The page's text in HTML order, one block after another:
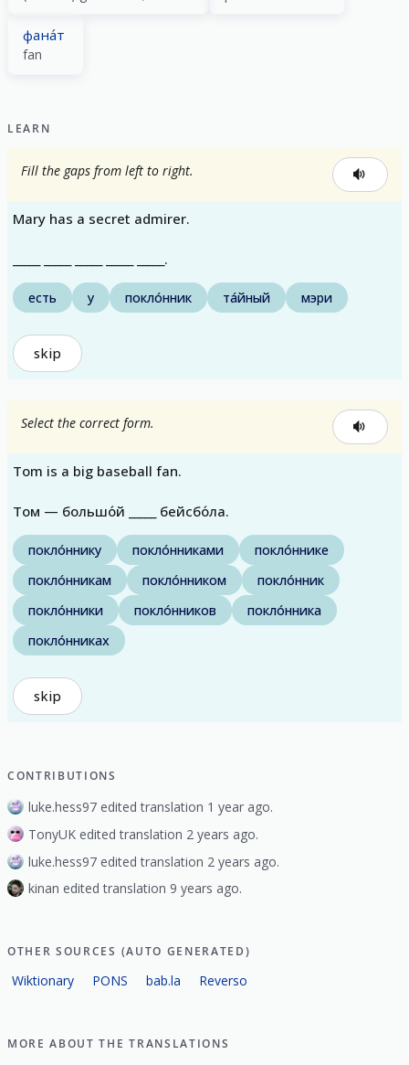
фана́т
fan
LEARN
Fill the gaps from left to right.
Mary has a secret admirer.
_____ _____ _____ _____ _____.
есть у покло́нник та́йный мэри
skip
Select the correct form.
Tom is a big baseball fan.
Том — большо́й _____ бейсбо́ла.
покло́ннику покло́нниками
покло́ннике
покло́нникам
покло́нником
покло́нник
покло́нники
покло́нников
покло́нника
покло́нниках
skip
CONTRIBUTIONS
luke.hess97 edited translation 1 year ago.
TonyUK edited translation 2 years ago.
luke.hess97 edited translation 2 years ago.
kinan edited translation 9 years ago.
OTHER SOURCES (AUTO GENERATED)
Wiktionary PONS bab.la Reverso
MORE ABOUT THE TRANSLATIONS